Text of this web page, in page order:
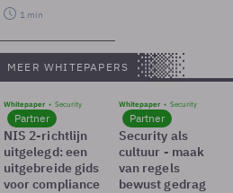
1 min
MEER WHITEPAPERS
Whitepaper Security
Partner
NIS 2-richtlijn
uitgelegd: een
uitgebreide gids
voor compliance
Whitepaper Security
Partner
Security als
cultuur - maak
van regels
bewust gedrag